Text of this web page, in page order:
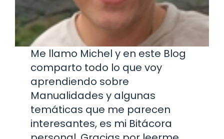
Me llamo Michel y en este Blog
comparto todo lo que voy
aprendiendo sobre
Manualidades y algunas
temáticas que me parecen
interesantes, es mi Bitácora